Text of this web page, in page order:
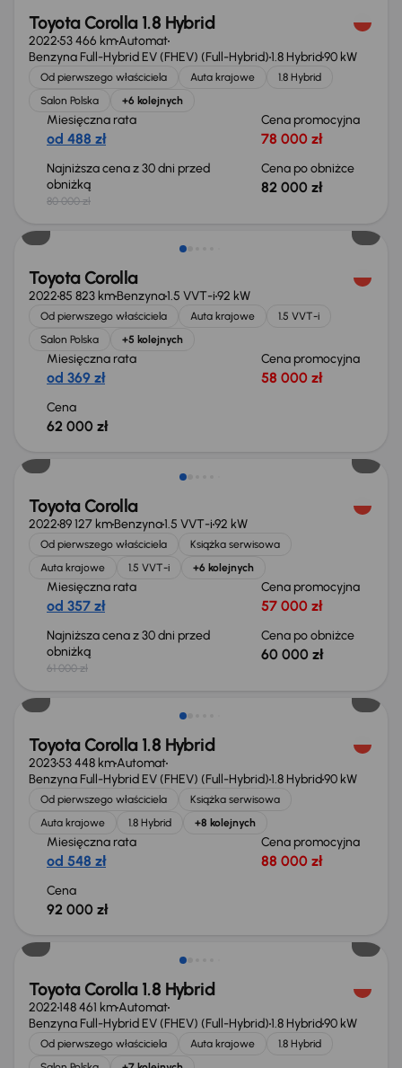
Toyota Corolla 1.8 Hybrid
202253 466 kmAutomat
Benzyna Full-Hybrid EV (FHEV) (Full-Hybrid)1.8 Hybrid90 kW
Od pierwszego właściciela Auta krajowe
1.8 Hybrid
Salon Polska
+6 kolejnych
Miesięczna rata
od 488 zł
Cena promocyjna
78 000 zł
Najniższa cena z 30 dni przed
obniżką
80 000 zł
Cena po obniżce
82 000 zł
Możliwość odliczenia VAT
Toyota Corolla
202285 823 kmBenzyna1.5 VVT-i92 kW
Od pierwszego właściciela Auta krajowe
1.5 VVT-i
Salon Polska
+5 kolejnych
Miesięczna rata
od 369 zł
Cena promocyjna
58 000 zł
Cena
62 000 zł
Taniej o 1 000 zł
Toyota Corolla
202289 127 kmBenzyna1.5 VVT-i92 kW
Od pierwszego właściciela
Książka serwisowa
Auta krajowe
1.5 VVT-i +6 kolejnych
Miesięczna rata
od 357 zł
Cena promocyjna
57 000 zł
Najniższa cena z 30 dni przed
obniżką
61 000 zł
Cena po obniżce
60 000 zł
Możliwość odliczenia VAT
Toyota Corolla 1.8 Hybrid
202353 448 kmAutomat
Benzyna Full-Hybrid EV (FHEV) (Full-Hybrid)1.8 Hybrid90 kW
Od pierwszego właściciela
Książka serwisowa
Auta krajowe
1.8 Hybrid +8 kolejnych
Miesięczna rata
od 548 zł
Cena promocyjna
88 000 zł
Cena
92 000 zł
Toyota Corolla 1.8 Hybrid
2022148 461 kmAutomat
Benzyna Full-Hybrid EV (FHEV) (Full-Hybrid)1.8 Hybrid90 kW
Od pierwszego właściciela Auta krajowe
1.8 Hybrid